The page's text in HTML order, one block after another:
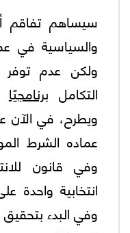
سيساهم تفاقم
والسياسية في
ولكن عدم
التكامل برنامجيًا
ويطرح، في الآن
عماده الشرط
وفي قانون
انتخابية واحدة
وفي البدء بتحقيق